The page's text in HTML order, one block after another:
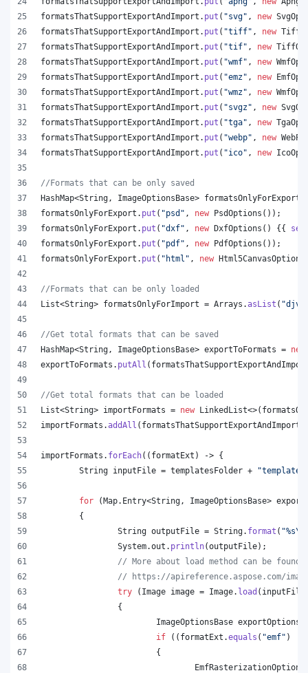
formatsThatSupportExportAndImport . put ( "svg" , new
formatsThatSupportExportAndImport . put ( "tiff" , new
formatsThatSupportExportAndImport . put ( "tif" , new
formatsThatSupportExportAndImport . put ( "wmf" , new
formatsThatSupportExportAndImport . put ( "emz" , new
formatsThatSupportExportAndImport . put ( "wmz" , new
formatsThatSupportExportAndImport . put ( "svgz" , new
formatsThatSupportExportAndImport . put ( "tga" , new
formatsThatSupportExportAndImport . put ( "webp" , new
formatsThatSupportExportAndImport . put ( "ico" , new
//Formats that can be only saved
HashMap<String , ImageOptionsBase> formatsOnlyForExport
formatsOnlyForExport . put ( "psd" , new PsdOptions ());
formatsOnlyForExport . put ( "dxf" , new DxfOptions () {{
formatsOnlyForExport . put ( "pdf" , new PdfOptions ());
formatsOnlyForExport . put ( "html" , new Html5CanvasOptions
//Formats that can be only loaded
List<String> formatsOnlyForImport = Arrays .asList (
//Get total formats that can be saved
HashMap<String , ImageOptionsBase> exportToFormats = new
exportToFormats . putAll (
//Get total formats that can be loaded
List<String> importFormats = new LinkedList<>(
importFormats .addAll ( formatsThatSupportExportAndImport
importFormats . forEach(( formatExt ) -> {
String inputFile = templatesFolder +
for (Map. Entry<String , ImageOptionsBase>
	{
String outputFile = String. format ( "%s\\
System.out . println(outputFile);
// More about load method can be found
// https://apireference.aspose.com/
try ( Image image = Image. load ( inputFile
		{
ImageOptionsBase exportOptions
if (( formatExt .equals ( "emf" )
			{
EmfRasterizationOptions